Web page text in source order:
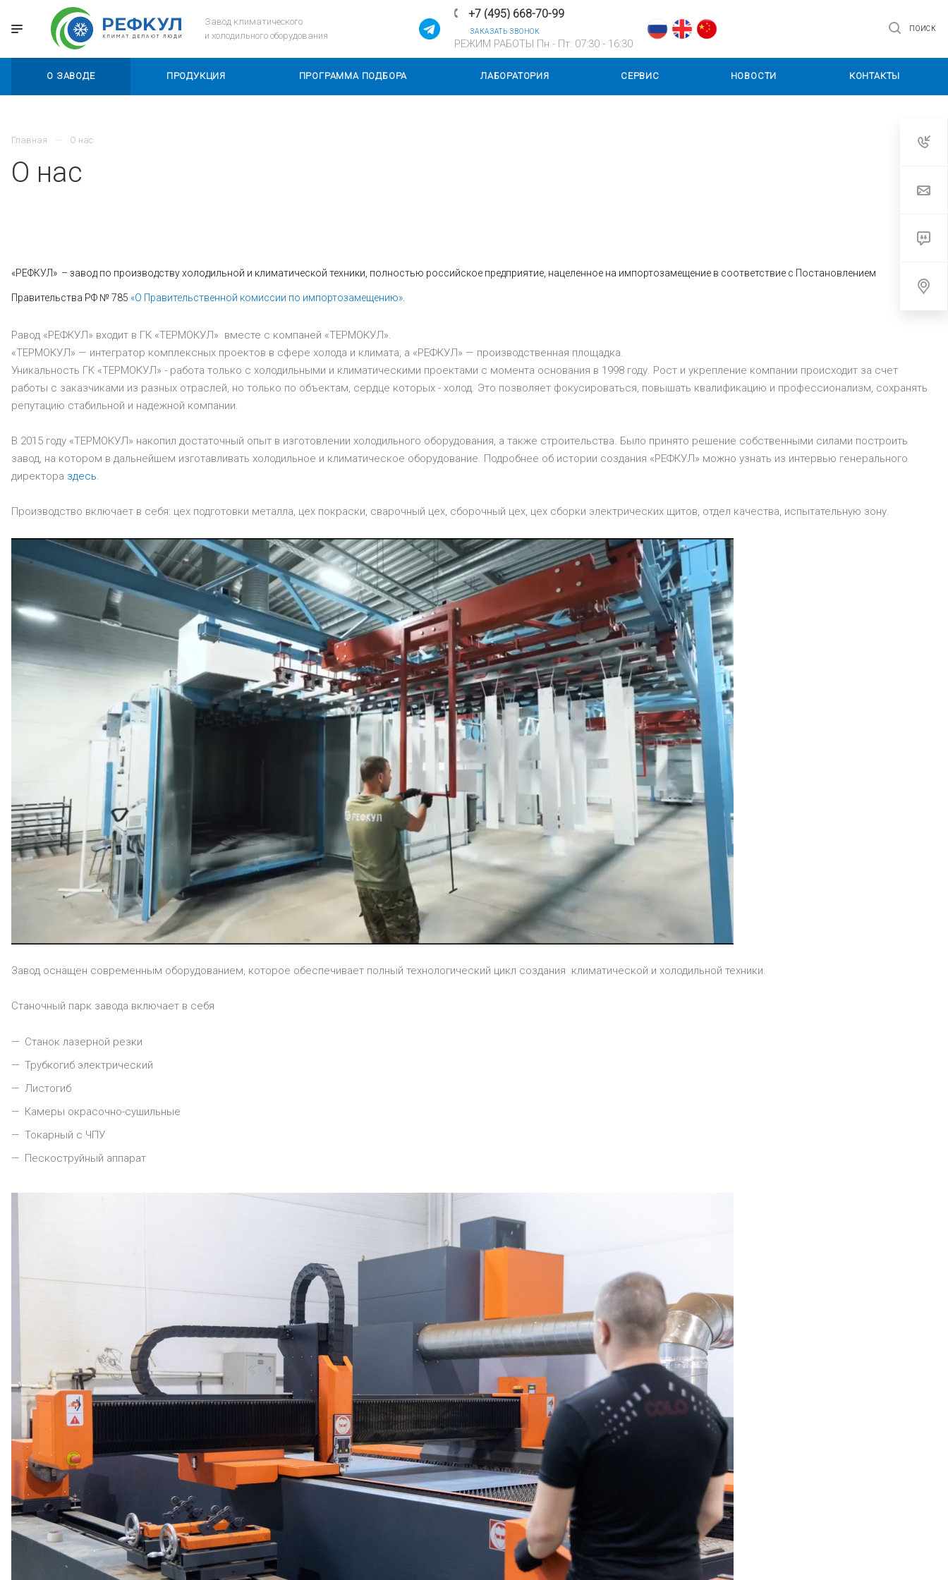
Завод климатического
и холодильного оборудования
+7 (495) 668-70-99
ЗАКАЗАТЬ ЗВОНОК
РЕЖИМ РАБОТЫ Пн - Пт: 07:30 - 16:30
ПОИСК
О ЗАВОДЕ ПРОДУКЦИЯ ПРОГРАММА ПОДБОРА ЛАБОРАТОРИЯ СЕРВИС НОВОСТИ КОНТАКТЫ
Главная О нас
О нас
«РЕФКУЛ» – завод по производству холодильной и климатической техники, полностью российское предприятие, нацеленное на импортозамещение в соответствие с Постановлением
Правительства РФ № 785 «О Правительственной комиссии по импортозамещению»
Pавод «РЕФКУЛ» входит в ГК «ТЕРМОКУЛ» вместе с компаней «ТЕРМОКУЛ».
«ТЕРМОКУЛ» — интегратор комплексных проектов в сфере холода и климата, а «РЕФКУЛ» — производственная площадка.
Уникальность ГК «ТЕРМОКУЛ» - работа только с холодильными и климатическими проектами с момента основания в 1998 году. Рост и укрепление компании происходит за счет
работы с заказчиками из разных отраслей, но только по объектам, сердце которых - холод. Это позволяет фокусироваться, повышать квалификацию и профессионализм, сохранять
репутацию стабильной и надежной компании.
В 2015 году «ТЕРМОКУЛ» накопил достаточный опыт в изготовлении холодильного оборудования, а также строительства. Было принято решение собственными силами построить
завод, на котором в дальнейшем изготавливать холодильное и климатическое оборудование. Подробнее об истории создания «РЕФКУЛ» можно узнать из интервью генерального
директора здесь.
Производство включает в себя: цех подготовки металла, цех покраски, сварочный цех, сборочный цех, цех сборки электрических щитов, отдел качества, испытательную зону.
Завод оснащен современным оборудованием, которое обеспечивает полный технологический цикл создания климатической и холодильной техники.
Станочный парк завода включает в себя
Станок лазерной резки
Трубкогиб электрический
Листогиб
Камеры окрасочно-сушильные
Токарный с ЧПУ
Пескоструйный аппарат